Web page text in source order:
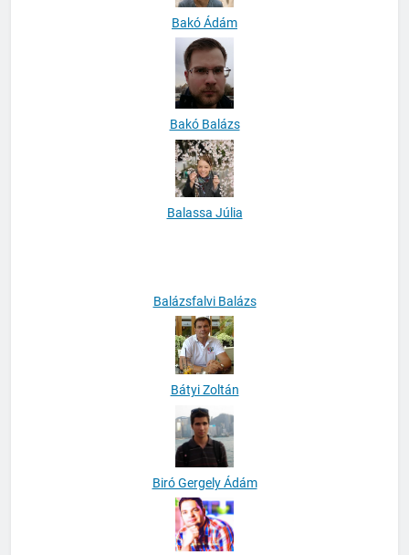
Bakó Ádám
Bakó Balázs
Balázsfalvi Balázs
Bátyi Zoltán
Biró Gergely Ádám